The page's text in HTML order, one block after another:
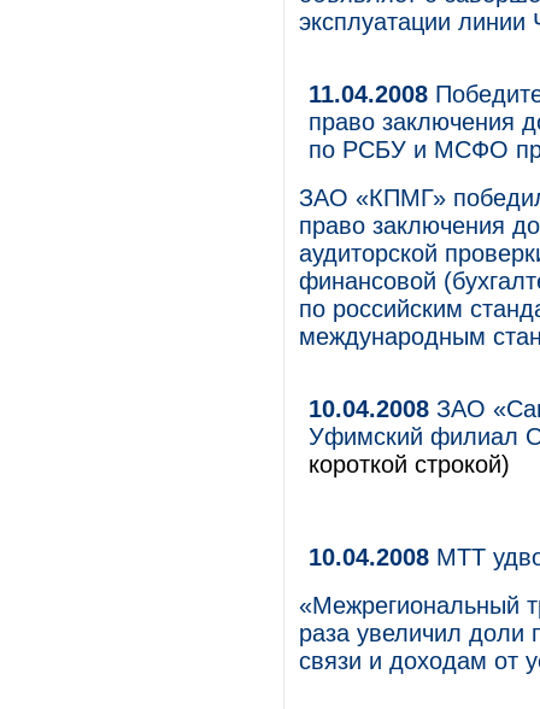
эксплуатации
11.04.2008
право заключения
по РСБУ и МСФО
ЗАО «КПМГ»
право заключения
аудиторской
финансовой
по российским
международным
10.04.2008 ЗАО
Уфимский филиал
короткой строкой)
10.04.2008 МТТ
«Межрегиональный
раза увеличил доли
связи и доходам от